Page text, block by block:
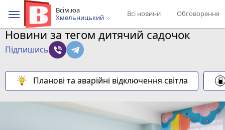
Всім.юа
Хмельницький
Всі новини Обговорення
Новини за тегом дитячий садочок
Підпишись
Планові та аварійні відключення світла